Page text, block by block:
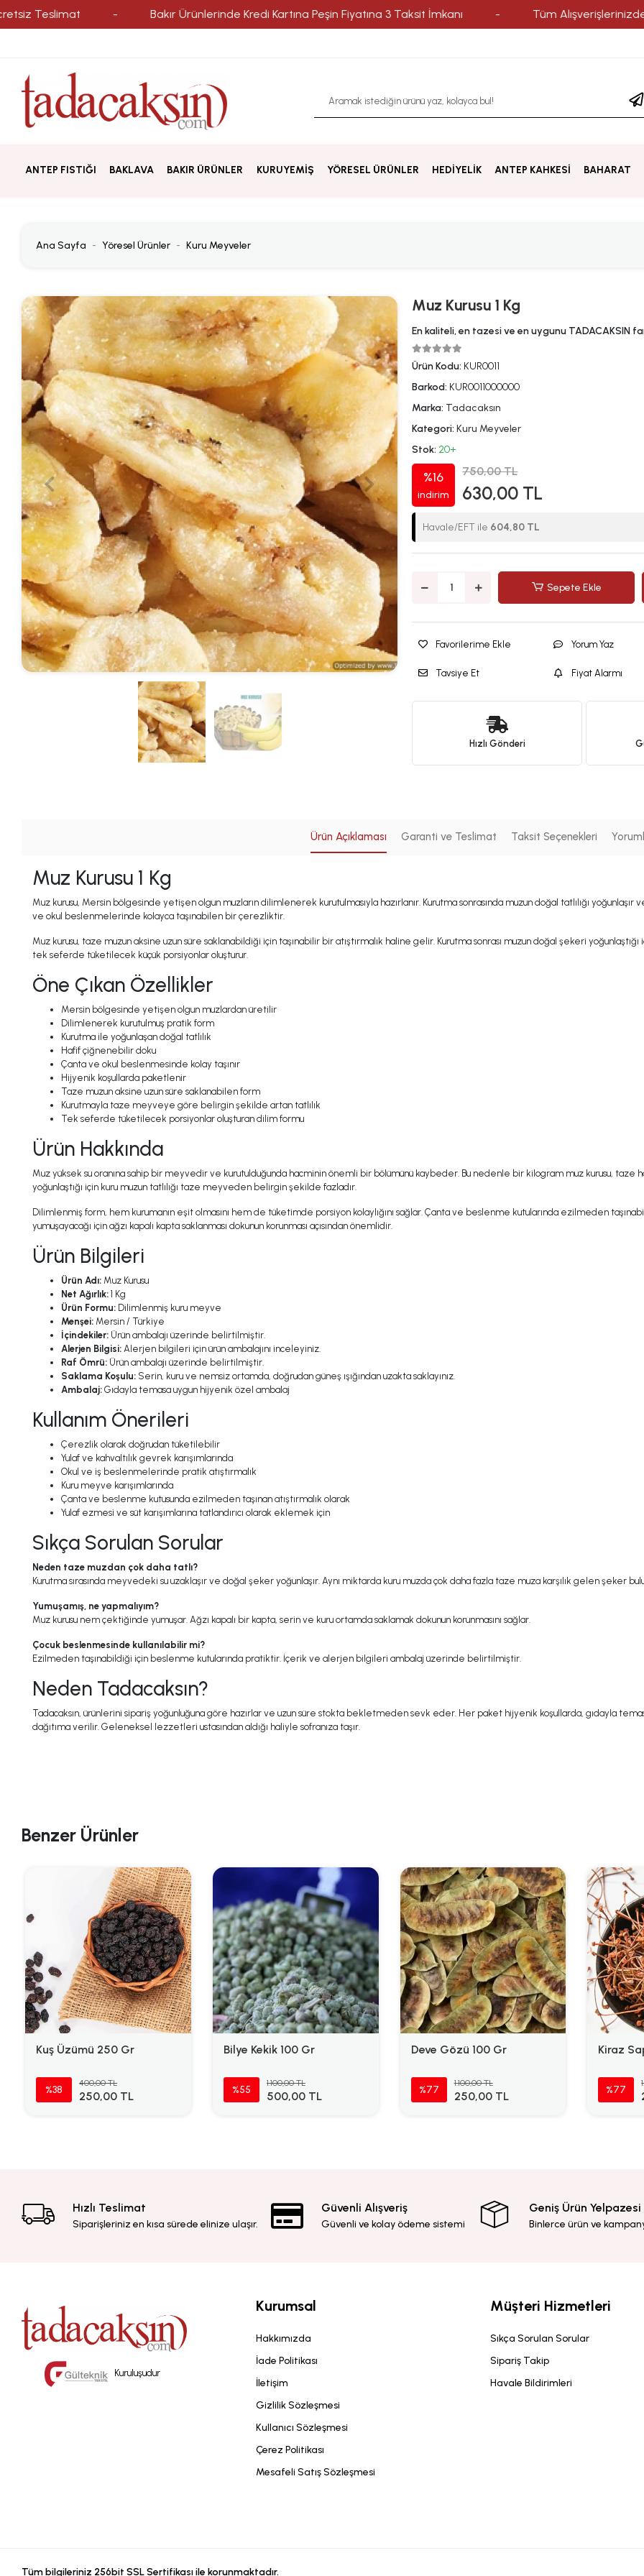
- Bakır Ürünlerinde Kredi Kartına Peşin Fiyatına 3 Taksit İmkanı - Tüm Alışverişlerinizde Yurtiçi
ANTEP FISTIĞI BAKLAVA BAKIR ÜRÜNLER KURUYEMİŞ YÖRESEL ÜRÜNLER HEDİYELİK ANTEP KAHKESİ BAHARAT
Ana Sayfa Yöresel Ürünler Kuru Meyveler
Muz Kurusu 1 Kg
En kaliteli, en tazesi ve en uygunu TADACAKSIN
Ürün Kodu: KUR0011
Barkod: KUR0011000000
Marka: Tadacaksın
Kategori:Kuru Meyveler
Stok: 20+
%16
indirim
750,00 TL
630,00 TL
Havale/EFT ile 604,80 TL
Sepete Ekle
Favorilerime Ekle
Tavsiye Et
Yorum Yaz
Fiyat Alarmı
Hızlı Gönderi
Ürün Açıklaması Garanti ve Teslimat Taksit Seçenekleri
Muz Kurusu 1 Kg
Muz kurusu, Mersin bölgesinde yetişen olgun muzların dilimlenerek kurutulmasıyla hazırlanır. Kurutma sonrasında muzun doğal tatlılığı
ve okul beslenmelerinde kolayca taşınabilen bir çerezliktir.
Muz kurusu, taze muzun aksine uzun süre saklanabildiği için taşınabilir bir atıştırmalık haline gelir. Kurutma sonrası muzun doğal şekeri
tek seferde tüketilecek küçük porsiyonlar oluşturur.
Öne Çıkan Özellikler
Mersin bölgesinde yetişen olgun muzlardan üretilir
Dilimlenerek kurutulmuş pratik form
Kurutma ile yoğunlaşan doğal tatlılık
Hafif çiğnenebilir doku
Çanta ve okul beslenmesinde kolay taşınır
Hijyenik koşullarda paketlenir
Taze muzun aksine uzun süre saklanabilen form
Kurutmayla taze meyveye göre belirgin şekilde artan tatlılık
Tek seferde tüketilecek porsiyonlar oluşturan dilim formu
Ürün Hakkında
Muz yüksek su oranına sahip bir meyvedir ve kurutulduğunda hacminin önemli bir bölümünü kaybeder. Bu nedenle bir kilogram muz kurusu, taze
yoğunlaştığı için kuru muzun tatlılığı taze meyveden belirgin şekilde fazladır.
Dilimlenmiş form, hem kurumanın eşit olmasını hem de tüketimde porsiyon kolaylığını sağlar. Çanta ve beslenme kutularında ezilmeden
yumuşayacağı için ağzı kapalı kapta saklanması dokunun korunması açısından önemlidir.
Ürün Bilgileri
Ürün Adı: Muz Kurusu
Net Ağırlık: 1 Kg
Ürün Formu: Dilimlenmiş kuru meyve
Menşei: Mersin / Türkiye
İçindekiler: Ürün ambalajı üzerinde belirtilmiştir.
Alerjen Bilgisi: Alerjen bilgileri için ürün ambalajını inceleyiniz.
Raf Ömrü: Ürün ambalajı üzerinde belirtilmiştir.
Saklama Koşulu: Serin, kuru ve nemsiz ortamda, doğrudan güneş ışığından uzakta saklayınız.
Ambalaj: Gıdayla temasa uygun hijyenik özel ambalaj
Kullanım Önerileri
Çerezlik olarak doğrudan tüketilebilir
Yulaf ve kahvaltılık gevrek karışımlarında
Okul ve iş beslenmelerinde pratik atıştırmalık
Kuru meyve karışımlarında
Çanta ve beslenme kutusunda ezilmeden taşınan atıştırmalık olarak
Yulaf ezmesi ve süt karışımlarına tatlandırıcı olarak eklemek için
Sıkça Sorulan Sorular
Neden taze muzdan çok daha tatlı?
Kurutma sırasında meyvedeki su uzaklaşır ve doğal şeker yoğunlaşır. Aynı miktarda kuru muzda çok daha fazla taze muza karşılık gelen şeker
Yumuşamış, ne yapmalıyım?
Muz kurusu nem çektiğinde yumuşar. Ağzı kapalı bir kapta, serin ve kuru ortamda saklamak dokunun korunmasını sağlar.
Çocuk beslenmesinde kullanılabilir mi?
Ezilmeden taşınabildiği için beslenme kutularında pratiktir. İçerik ve alerjen bilgileri ambalaj üzerinde belirtilmiştir.
Neden Tadacaksın?
Tadacaksın, ürünlerini sipariş yoğunluğuna göre hazırlar ve uzun süre stokta bekletmeden sevk eder. Her paket hijyenik koşullarda, gıdayla
dağıtıma verilir. Geleneksel lezzetleri ustasından aldığı haliyle sofranıza taşır.
Benzer Ürünler
Kuş Üzümü 250 Gr
%38
400,00 TL
250,00 TL
Bilye Kekik 100 Gr
%55
1.100,00 TL
500,00 TL
Deve Gözü 100 Gr
%77
1.100,00 TL
250,00 TL
Kiraz
%77
Hızlı Teslimat
Siparişleriniz en kısa sürede elinize ulaşır.
Güvenli Alışveriş
Güvenli ve kolay ödeme sistemi
Geniş Ürün Yelpazesi
Binlerce ürün ve
Kuruluşudur
Kurumsal
Hakkımızda
İade Politikası
İletişim
Gizlilik Sözleşmesi
Kullanıcı Sözleşmesi
Çerez Politikası
Mesafeli Satış Sözleşmesi
Müşteri Hizmetleri
Sıkça Sorulan Sorular
Sipariş Takip
Havale Bildirimleri
Tüm bilgileriniz 256bit SSL Sertifikası ile korunmaktadır.